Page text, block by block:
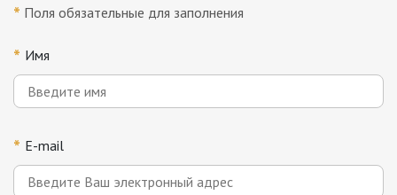
* Поля обязательные для заполнения
* Имя
* E-mail